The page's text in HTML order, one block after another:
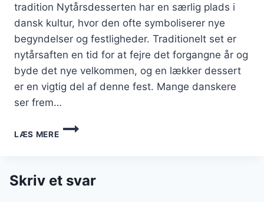
tradition Nytårsdesserten har en særlig plads i
dansk kultur, hvor den ofte symboliserer nye
begyndelser og festligheder. Traditionelt set er
nytårsaften en tid for at fejre det forgangne år og
byde det nye velkommen, og en lækker dessert
er en vigtig del af denne fest. Mange danskere
ser frem…
LÆS MERE
NYTÅRSDESSERT
MED
NØDDER
Skriv et svar